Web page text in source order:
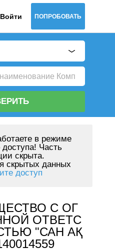
Войти ПОПРОБОВАТЬ
в режиме
доступа! Часть
скрыта.
скрытых данных
доступ
С ОГ
ОТВЕТС
"САН АҚ